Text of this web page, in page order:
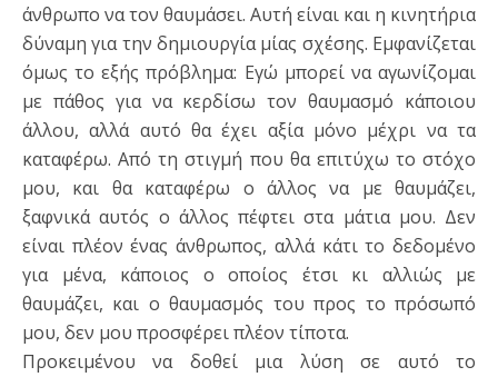
άνθρωπο να τον θαυμάσει. Αυτή είναι και η κινητήρια
δύναμη για την δημιουργία μίας σχέσης. Εμφανίζεται
όμως το εξής πρόβλημα: Εγώ μπορεί να αγωνίζομαι
με πάθος για να κερδίσω τον θαυμασμό κάποιου
άλλου, αλλά αυτό θα έχει αξία μόνο μέχρι να τα
καταφέρω. Από τη στιγμή που θα επιτύχω το στόχο
μου, και θα καταφέρω ο άλλος να με θαυμάζει,
ξαφνικά αυτός ο άλλος πέφτει στα μάτια μου. Δεν
είναι πλέον ένας άνθρωπος, αλλά κάτι το δεδομένο
για μένα, κάποιος ο οποίος έτσι κι αλλιώς με
θαυμάζει, και ο θαυμασμός του προς το πρόσωπό
μου, δεν μου προσφέρει πλέον τίποτα.
Προκειμένου να δοθεί μια λύση σε αυτό το